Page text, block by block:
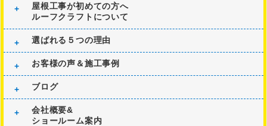
屋根工事が初めての方へ
ルーフクラフトについて
選ばれる５つの理由
お客様の声＆施工事例
ブログ
会社概要&
ショールーム案内